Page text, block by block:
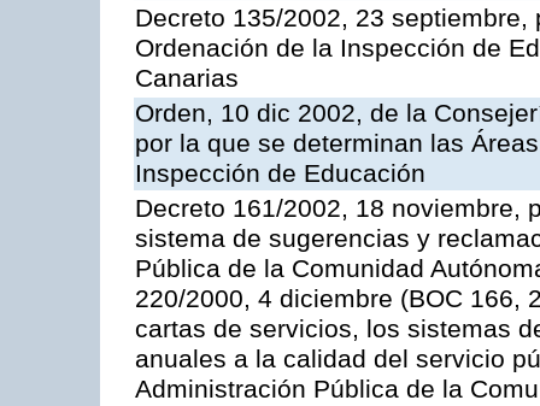
Decreto 135/2002, 23
Ordenación de la Inspección de
Canarias
Orden, 10 dic 2002, de la
por la que se determinan las
Inspección de Educación
Decreto 161/2002, 18 noviembre,
sistema de sugerencias y
Pública de la Comunidad
220/2000, 4 diciembre (BOC 166,
cartas de servicios, los sistemas
anuales a la calidad del servicio
Administración Pública de la